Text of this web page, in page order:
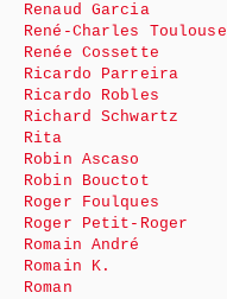
Renaud Garcia
René-Charles Toulouse
Renée Cossette
Ricardo Parreira
Ricardo Robles
Richard Schwartz
Rita
Robin Ascaso
Robin Bouctot
Roger Foulques
Roger Petit-Roger
Romain André
Romain K.
Roman